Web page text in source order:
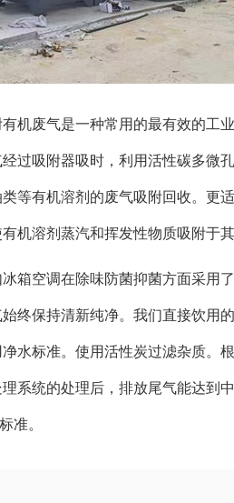
机废气是一种常用的最有效的工
过吸附器吸时，利用活性碳多微
等有机溶剂的废气吸附回收。更
机溶剂蒸汽和挥发性物质吸附于
箱空调在除味防菌抑菌方面采用
终保持清新纯净。我们直接饮用
水标准。使用活性炭过滤杂质。
系统的处理后，排放尾气能达到
准。